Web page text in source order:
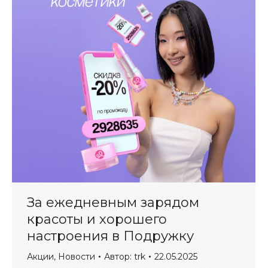
За ежедневным зарядом
красоты и хорошего
настроения в Подружку
Акции, Новости Автор: trk 22.05.2025